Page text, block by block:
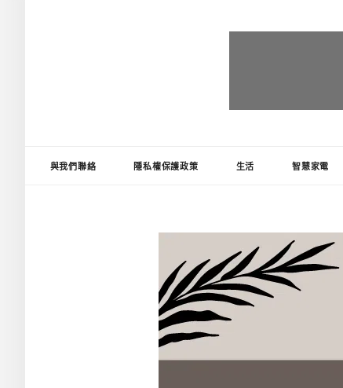
與我們聯絡 隱私權保護政策 生活 智慧家電